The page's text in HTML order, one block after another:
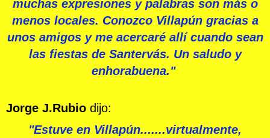
muchas expresiones y palabras son más o
menos locales. Conozco Villapún gracias a
unos amigos y me acercaré allí cuando sean
las fiestas de Santervás. Un saludo y
enhorabuena."
Jorge J.Rubio dijo:
"Estuve en Villapún.......virtualmente,